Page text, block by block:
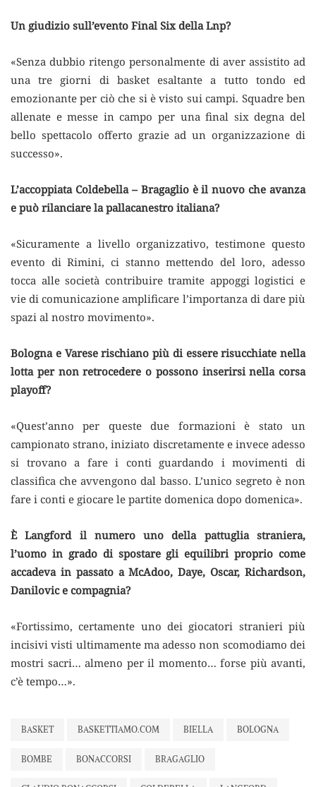
Un giudizio sull’evento Final Six della Lnp?
«Senza dubbio ritengo personalmente di aver assistito ad
una tre giorni di basket esaltante a tutto tondo ed
emozionante per ciò che si è visto sui campi. Squadre ben
allenate e messe in campo per una final six degna del
bello spettacolo offerto grazie ad un organizzazione di
successo».
L’accoppiata Coldebella – Bragaglio è il nuovo che avanza
e può rilanciare la pallacanestro italiana?
«Sicuramente a livello organizzativo, testimone questo
evento di Rimini, ci stanno mettendo del loro, adesso
tocca alle società contribuire tramite appoggi logistici e
vie di comunicazione amplificare l’importanza di dare più
spazi al nostro movimento».
Bologna e Varese rischiano più di essere risucchiate nella
lotta per non retrocedere o possono inserirsi nella corsa
playoff?
«Quest’anno per queste due formazioni è stato un
campionato strano, iniziato discretamente e invece adesso
si trovano a fare i conti guardando i movimenti di
classifica che avvengono dal basso. L’unico segreto è non
fare i conti e giocare le partite domenica dopo domenica».
È Langford il numero uno della pattuglia straniera,
l’uomo in grado di spostare gli equilibri proprio come
accadeva in passato a McAdoo, Daye, Oscar, Richardson,
Danilovic e compagnia?
«Fortissimo, certamente uno dei giocatori stranieri più
incisivi visti ultimamente ma adesso non scomodiamo dei
mostri sacri… almeno per il momento… forse più avanti,
c’è tempo…».
BASKET BASKETTIAMO.COM BIELLA BOLOGNA
BOMBE BONACCORSI BRAGAGLIO